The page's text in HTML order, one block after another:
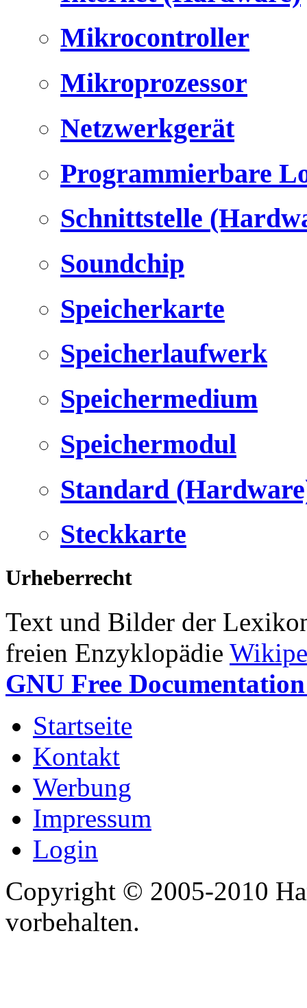
Mikrocontroller
Mikroprozessor
Netzwerkgerät
Programmierbare
Schnittstelle
Soundchip
Speicherkarte
Speicherlaufwerk
Speichermedium
Speichermodul
Standard
Steckkarte
Urheberrecht
Text und Bilder der
freien Enzyklopädie
GNU Free
Startseite
Kontakt
Werbung
Impressum
Login
Copyright © 2005-2010
vorbehalten.